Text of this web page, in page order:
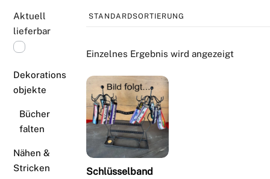
Einzelnes Ergebnis wird angezeigt
Schlüsselband
Aktuell
lieferbar
Dekorations
objekte
Bücher
falten
Nähen &
Stricken